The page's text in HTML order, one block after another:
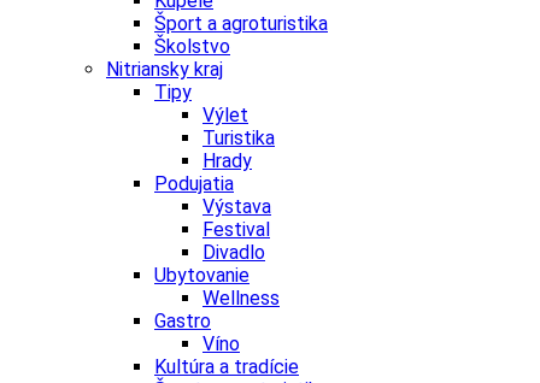
Šport a agroturistika
Školstvo
Nitriansky kraj
Tipy
Výlet
Turistika
Hrady
Podujatia
Výstava
Festival
Divadlo
Ubytovanie
Wellness
Gastro
Víno
Kultúra a tradície